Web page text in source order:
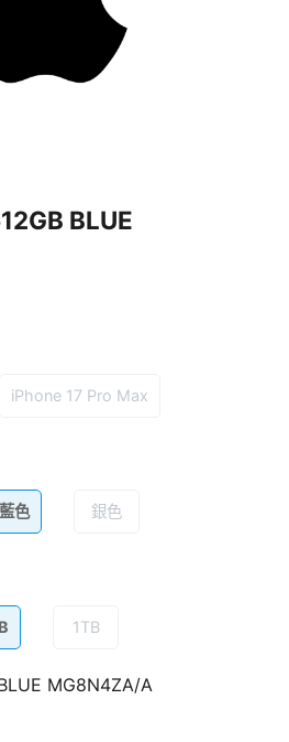
BLUE
iPhone 17 Pro Max
色 銀色
1TB
MG8N4ZA/A